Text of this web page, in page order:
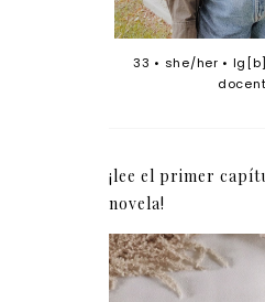
33 • she/her •
¡lee el primer
novela!